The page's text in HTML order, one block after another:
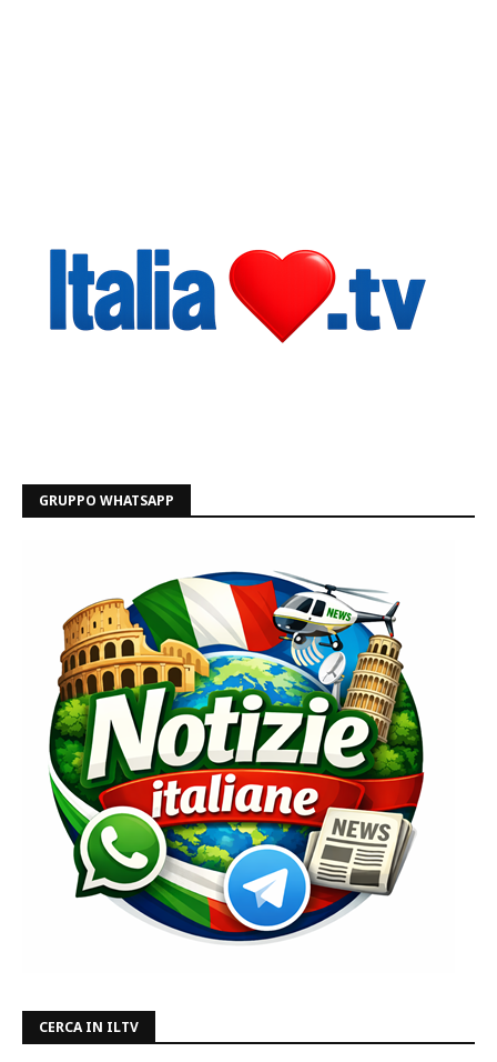
GRUPPO WHATSAPP
CERCA IN ILTV